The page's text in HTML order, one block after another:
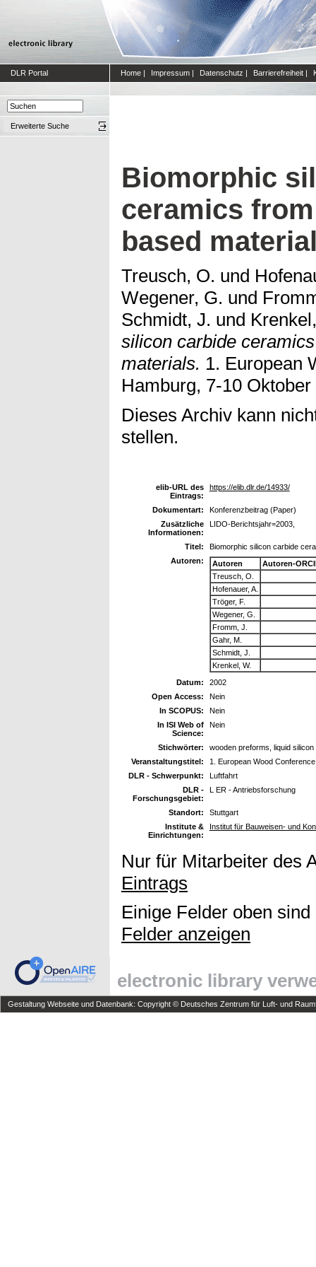
DLR Portal Home | Impressum | Datenschutz | Barrierefreiheit |
Erweiterte Suche
Biomorphic
ceramics
based
Treusch, O. und
Wegener, G. und
Schmidt, J. und
silicon carbide
materials. 1. European
Hamburg, 7-10 Oktober
Dieses Archiv kann
stellen.
elib-URL des
Eintrags:
https://elib.dlr.de/14933/
Dokumentart:
Konferenzbeitrag (Paper)
Zusätzliche
Informationen:
LIDO-Berichtsjahr=2003,
Titel:
Biomorphic silicon carbide
Autoren:
Autoren
Autoren-
Treusch, O.
Hofenauer, A.
Tröger, F.
Wegener, G.
Fromm, J.
Gahr, M.
Schmidt, J.
Krenkel, W.
Datum:
2002
Open Access:
Nein
In SCOPUS:
Nein
In ISI Web of
Science:
Nein
Stichwörter:
wooden preforms, liquid
Veranstaltungstitel:
1. European Wood
DLR - Schwerpunkt:
Luftfahrt
DLR -
Forschungsgebiet:
L ER - Antriebsforschung
Standort:
Stuttgart
Institute &
Einrichtungen:
Institut für Bauweisen- und
Nur für Mitarbeiter des
Eintrags
Einige Felder oben
Felder anzeigen
electronic library
Gestaltung Webseite und Datenbank: Copyright © Deutsches Zentrum für Luft- und